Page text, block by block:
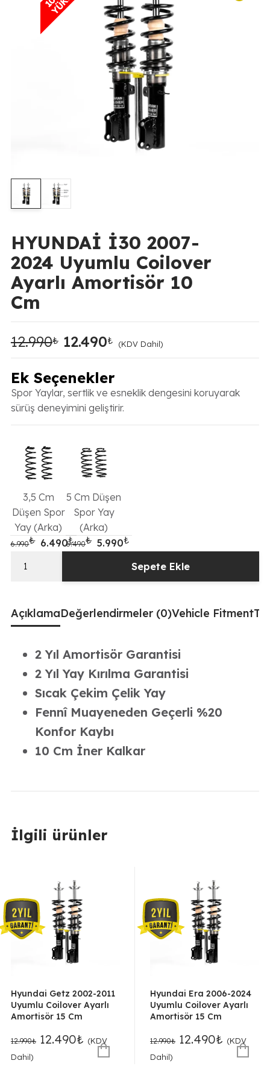
HYUNDAİ İ30 2007-
2024 Uyumlu Coilover
Ayarlı Amortisör 10
Cm
12.990₺ Orijinal
fiyat:
12.990₺.
12.490₺ Şu
andaki
(KDV Dahil)
Ek Seçenekler
Spor Yaylar, sertlik ve esneklik dengesini koruyarak
sürüş deneyimini geliştirir.
3,5 Cm
Düşen Spor
Yay (Arka)
6.990₺ Orijinal fiyat: 6.990₺.
6.490₺Şu andaki fiyat: 6.490₺.
5 Cm Düşen
Spor Yay
(Arka)
6.490₺ Orijinal fiyat: 6.490₺.
5.990₺
HYUNDAİ
2024
Coilover
Amortisör
Cm
Sepete Ekle
AçıklamaDeğerlendirmeler (0)Vehicle Fitment
2 Yıl Amortisör Garantisi
2 Yıl Yay Kırılma Garantisi
Sıcak Çekim Çelik Yay
Fennî Muayeneden Geçerli %20
Konfor Kaybı
10 Cm İner Kalkar
İlgili ürünler
Hyundai Getz 2002-2011
Uyumlu Coilover Ayarlı
Amortisör 15 Cm
12.990₺ Orijinal
12.490₺Şu
andaki
(KDV
Dahil)
Hyundai Era 2006-2024
Uyumlu Coilover Ayarlı
Amortisör 15 Cm
12.990₺ Orijinal
12.490₺ Şu
andaki
(KDV
Dahil)